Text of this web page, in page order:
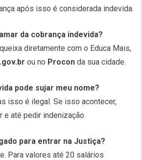
após isso é considerada indevida.
da cobrança indevida?
diretamente com o Educa Mais,
ou no Procon da sua cidade.
pode sujar meu nome?
isso é ilegal. Se isso acontecer,
e até pedir indenização.
para entrar na Justiça?
Para valores até 20 salários